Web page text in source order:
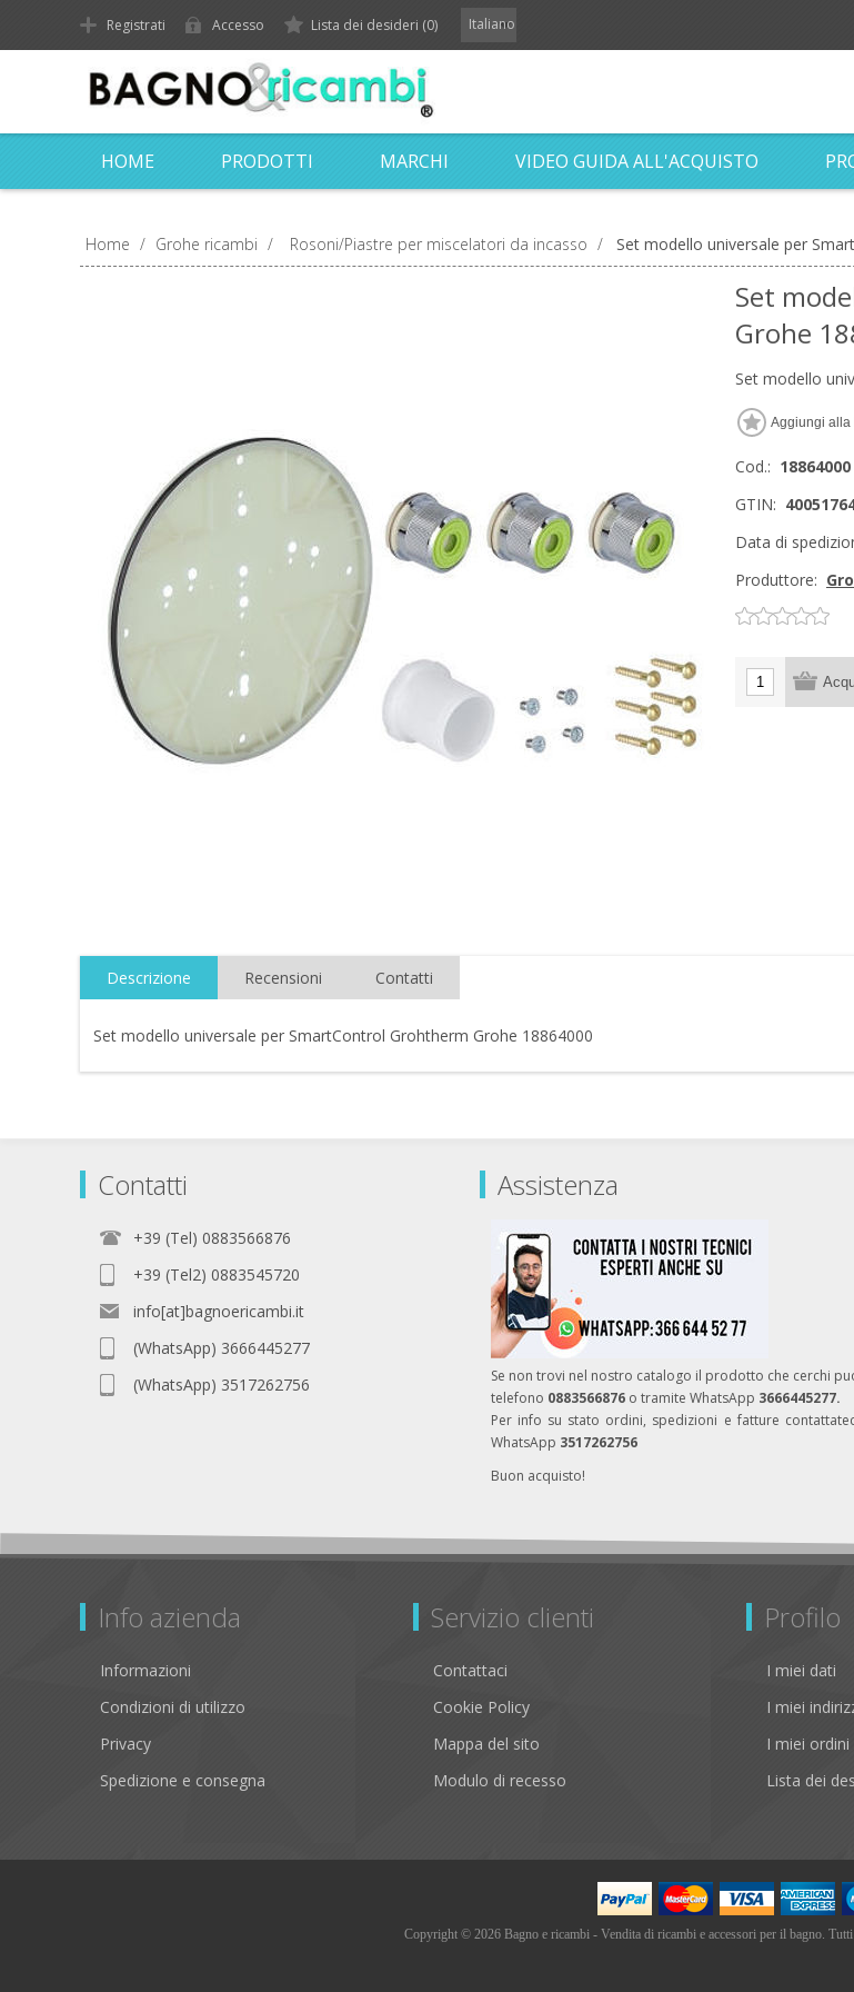
Registrati Accesso Lista dei desideri (0) Italiano
HOME PRODOTTI MARCHI VIDEO GUIDA ALL'ACQUISTO
Home / Grohe ricambi / Rosoni/Piastre per miscelatori da incasso / Set modello universale per
Set
Grohe
Set modello
Cod.: 18864000
GTIN:
Data di
Produttore:
Descrizione Recensioni Contatti
Set modello universale per SmartControl Grohtherm Grohe 18864000
Contatti
+39 (Tel) 0883566876
+39 (Tel2) 0883545720
info[at]bagnoericambi.it
(WhatsApp) 3666445277
(WhatsApp) 3517262756
Assistenza
Se non trovi nel nostro catalogo il prodotto che cerchi
telefono 0883566876 o tramite WhatsApp 3666445277.
Per info su stato ordini, spedizioni e fatture
WhatsApp 3517262756
Buon acquisto!
Info azienda
Informazioni
Condizioni di utilizzo
Privacy
Spedizione e consegna
Servizio clienti
Contattaci
Cookie Policy
Mappa del sito
Modulo di recesso
Profilo
I miei dati
I miei
I miei ordini
Lista dei
Copyright © 2026 Bagno e ricambi - Vendita di ricambi e accessori per il bagno.